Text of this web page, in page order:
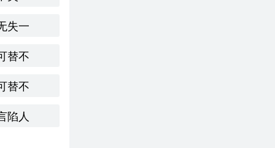
不同文化中
成语不仅
失一
替不
替不
陷人